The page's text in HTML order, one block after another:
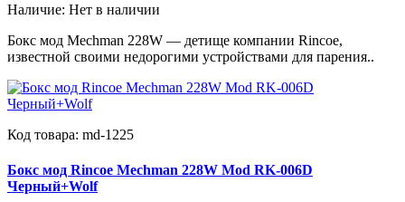
Наличие: Нет в наличии
Бокс мод Mechman 228W — детище компании Rincoe,
известной своими недорогими устройствами для парения..
Код товара: md-1225
Бокс мод Rincoe Mechman 228W Mod RK-006D
Черный+Wolf